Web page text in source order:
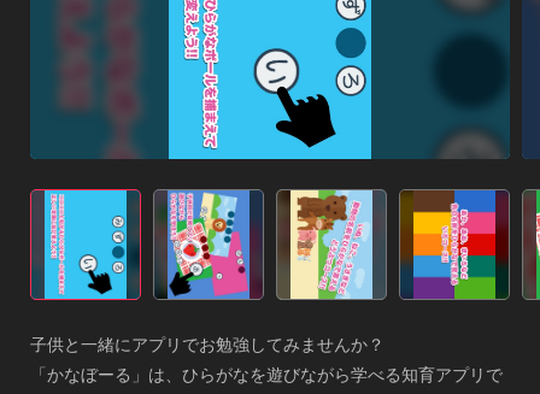
子供と一緒にアプリでお勉強してみませんか？
「かなぼーる」は、ひらがなを遊びながら学べる知育アプリで